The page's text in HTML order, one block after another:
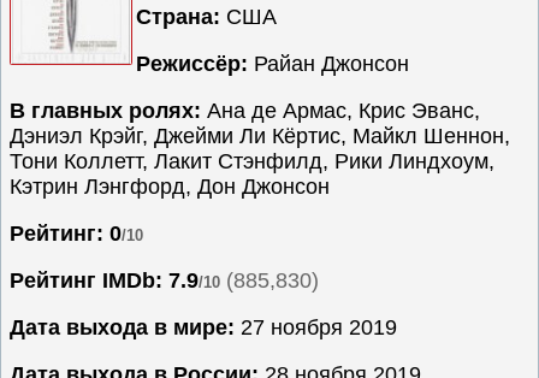
Приключения
Русские
Семейные
Сериалы
Спорт
Триллеры
Фэнтези
Ожидаемые
Страна: США
Режиссёр: Райан Джонсон
В главных ролях: Ана де Армас, Крис Эванс,
Дэниэл Крэйг, Джейми Ли Кёртис, Майкл Шеннон,
Тони Коллетт, Лакит Стэнфилд, Рики Линдхоум,
Кэтрин Лэнгфорд, Дон Джонсон
Рейтинг: 0/10
Рейтинг IMDb: 7.9/10 (885,830)
Дата выхода в мире: 27 ноября 2019